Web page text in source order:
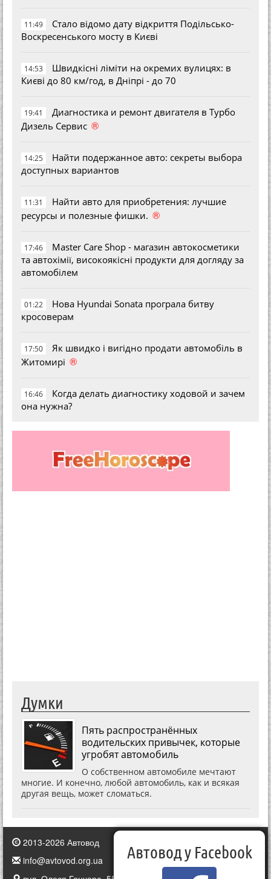
11:49
Стало відомо дату відкриття Подільсько-
Воскресенського мосту в Києві
14:53
Швидкісні ліміти на окремих вулицях: в
Києві до 80 км/год, в Дніпрі - до 70
19:41
Диагностика и ремонт двигателя в Турбо
Дизель Сервис ®
14:25
Найти подержанное авто: секреты выбора
доступных вариантов
11:31
Найти авто для приобретения: лучшие
ресурсы и полезные фишки. ®
17:46
Master Care Shop - магазин автокосметики
та автохімії, високоякісні продукти для догляду за
автомобілем
01:22
Нова Hyundai Sonata програла битву
кросоверам
17:50
Як швидко і вигідно продати автомобіль в
Житомирі ®
16:46
Когда делать диагностику ходовой и зачем
она нужна?
Думки
Пять распространённых
водительских привычек, которые
угробят автомобиль
О собственном автомобиле мечтают
многие. И конечно, любой автомобиль, как и всякая
другая вещь, может сломаться.
2013-2026 Автовод
info@avtovod.org.ua
Автовод у Facebook